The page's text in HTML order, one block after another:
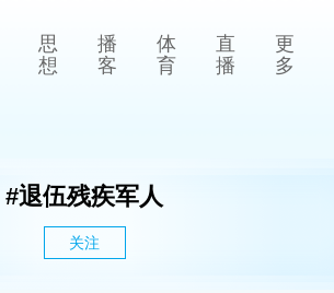
思
想
播
客
体
育
直
播
更
多
#退伍残疾军人
关注